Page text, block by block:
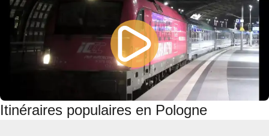
Itinéraires populaires en Pologne